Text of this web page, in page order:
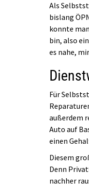
Als
bislang
konnte
bin, also
es nahe,
Für
außerdem
Auto auf
einen
Diesem
Denn
nachher